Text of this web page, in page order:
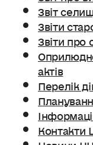
Звіт
Звіти
Звіти
актів
Перелік
Контакти